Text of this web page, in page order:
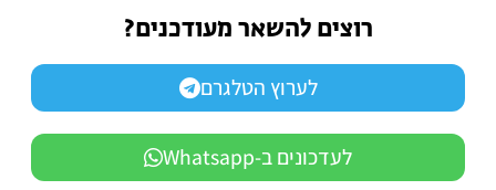
רוצים להשאר מעודכנים?
לערוץ הטלגרם
לעדכונים ב-Whatsapp